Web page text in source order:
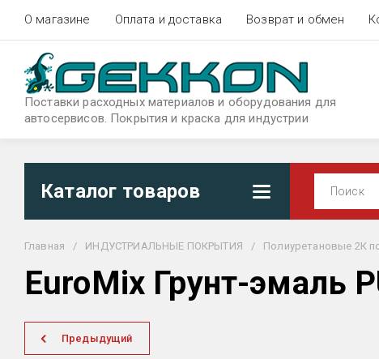
О магазине Оплата и доставка Возврат и обмен
Поставки расходных материалов и оборудования для
автосервисов. Покрытия и краска для индустрии
Каталог товаров
Главная / ИНДУСТРИАЛЬНЫЕ ПОКРЫТИЯ / Полиуретановые 2К
EuroMix Грунт-эмаль
Предыдущий